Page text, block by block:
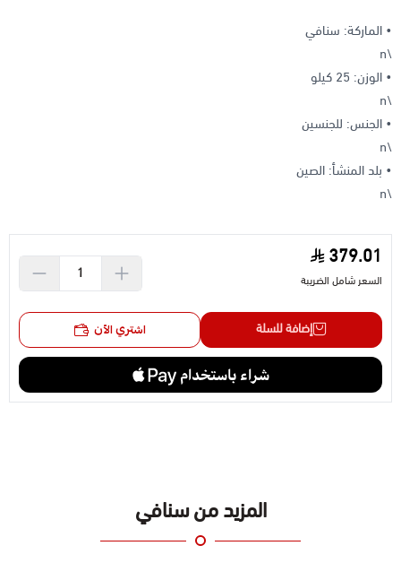
• الماركة: سنافي
\n
• الوزن: 25 كيلو
\n
• الجنس: للجنسين
\n
• بلد المنشأ: الصين
\n
379.01
السعر شامل الضريبة
إضافة للسلة اشتري الآن
المزيد من سنافي